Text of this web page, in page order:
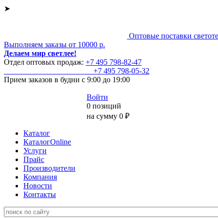
➤
Оптовые поставки
Выполняем заказы от 10000 р.
Делаем мир светлее!
Отдел оптовых продаж: +7 495 798-82-47
+7 495 798-05-32
Прием заказов в будни с 9:00 до 19:00
Войти
0 позиций
на сумму 0 ₽
Каталог
КаталогOnline
Услуги
Прайс
Производители
Компания
Новости
Контакты